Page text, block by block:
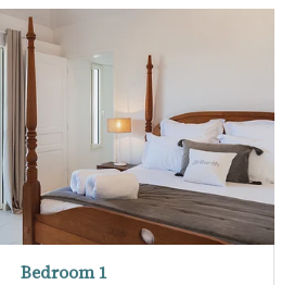
Bedroom 1